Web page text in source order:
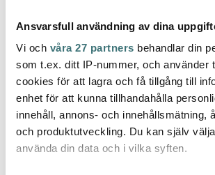
Ansvarsfull användning av dina
Vi och våra 27 partners behandlar din
som t.ex. ditt IP-nummer, och använder
cookies för att lagra och få tillgång till
enhet för att kunna tillhandahålla
innehåll, annons- och innehållsmätning,
och produktutveckling. Du kan själv
använda din data och i vilka syften.
Coravin
Förslutare till
Champagneflaska 2-
pack Svart
1199 kr
Coravin
Vinsystemnål
Delar
999 kr